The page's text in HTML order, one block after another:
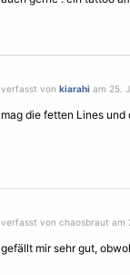
verfasst von kiarahi am 25.
mag die fetten Lines
verfasst von chaosbraut am
gefällt mir sehr gut,